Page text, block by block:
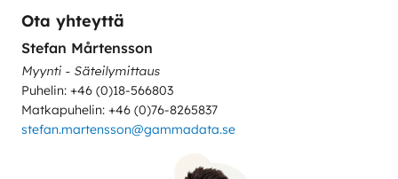
Ota yhteyttä
Stefan Mårtensson
Myynti - Säteilymittaus
Puhelin: +46 (0)18-566803
Matkapuhelin: +46 (0)76-8265837
stefan.martensson@gammadata.se